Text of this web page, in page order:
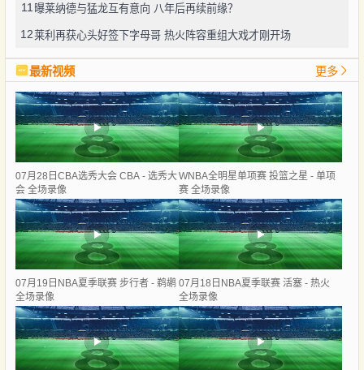
11 曝莱纳德与猛龙互有意向 八年后再续前缘？
12莱利再获心头好签下字母哥 热火阵容重组大戏才刚开场
最新视频 更多
07月28日CBA选秀大会 CBA - 选秀大
会 全场录像
WNBA全明星单项赛 投篮之星 - 单项
赛 全场录像
07月19日NBA夏季联赛 步行者 - 鹈鹕
全场录像
07月18日NBA夏季联赛 活塞 - 热火
全场录像